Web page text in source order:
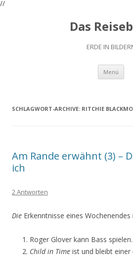
//
Das
ERDE IN
Menü
SCHLAGWORT-ARCHIVE: RITCHIE
Am Rande erwähnt (3) –
ich
2 Antworten
Die Erkenntnisse eines
Roger Glover kann Bass spielen.
Child in Time ist und bleibt